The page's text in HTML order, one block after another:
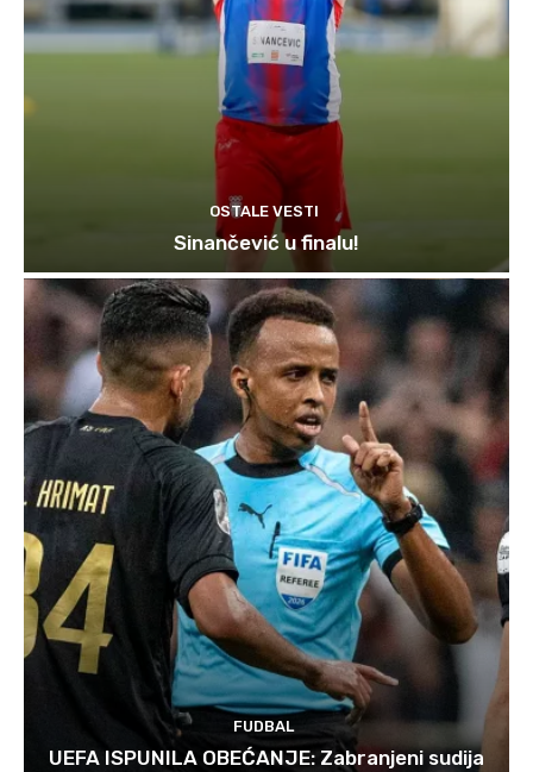
OSTALE VESTI
Sinančević u finalu!
FUDBAL
UEFA ISPUNILA OBEĆANJE: Zabranjeni sudija